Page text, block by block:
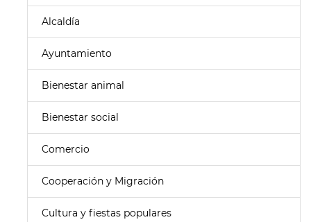
Alcaldía
Ayuntamiento
Bienestar animal
Bienestar social
Comercio
Cooperación y Migración
Cultura y fiestas populares